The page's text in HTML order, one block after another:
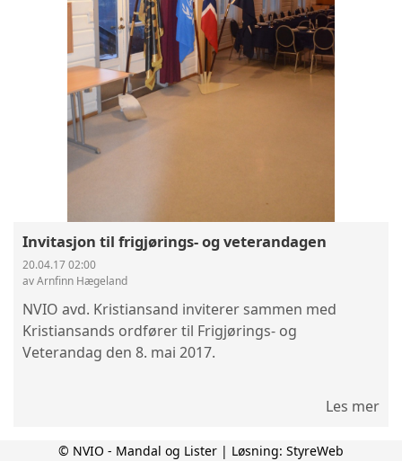
Invitasjon til frigjørings- og veterandagen
20.04.17 02:00
av Arnfinn Hægeland
NVIO avd. Kristiansand inviterer sammen med
Kristiansands ordfører til Frigjørings- og
Veterandag den 8. mai 2017.
Les mer
© NVIO - Mandal og Lister | Løsning: StyreWeb